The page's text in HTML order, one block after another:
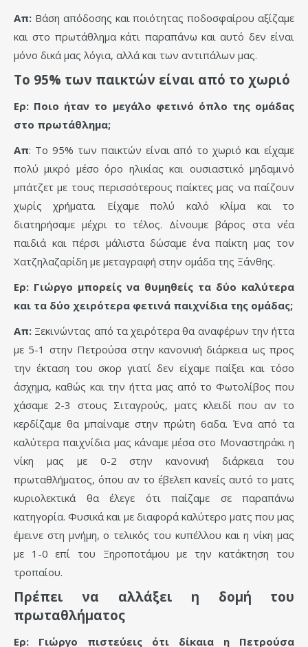
Απ: Βάση απόδοσης και ποιότητας ποδοσφαίρου αξίζαμε
και στο πρωτάθλημα κάτι παραπάνω και αυτό δεν είναι
μόνο δικά μας λόγια, αλλά και των αντιπάλων μας.
Το 95% των παικτών είναι από το χωριό
Ερ: Ποιο ήταν το μεγάλο φετινό όπλο της ομάδας
στο πρωτάθλημα;
Απ: Το 95% των παικτών είναι από το χωριό και είχαμε
πολύ μικρό μέσο όρο ηλικίας και ουσιαστικό μηδαμινό
μπάτζετ με τους περισσότερους παίκτες μας να παίζουν
χωρίς χρήματα. Είχαμε πολύ καλό κλίμα και το
διατηρήσαμε μέχρι το τέλος. Δίνουμε βάρος στα νέα
παιδιά και πέρσι μάλιστα δώσαμε ένα παίκτη μας τον
Χατζηλαζαρίδη με μεταγραφή στην ομάδα της Ξάνθης.
Ερ: Γιώργο μπορείς να θυμηθείς τα δύο καλύτερα
και τα δύο χειρότερα φετινά παιχνίδια της ομάδας;
Απ: Ξεκινώντας από τα χειρότερα θα αναφέρων την ήττα
με 5-1 στην Πετρούσα στην κανονική διάρκεια ως προς
την έκταση του σκορ γιατί δεν είχαμε παίξει και τόσο
άσχημα, καθώς και την ήττα μας από το Φωτολίβος που
χάσαμε 2-3 στους Σιταγρούς, ματς κλειδί που αν το
κερδίζαμε θα μπαίναμε στην πρώτη 6αδα. Ένα από τα
καλύτερα παιχνίδια μας κάναμε μέσα στο Μοναστηράκι η
νίκη μας με 0-2 στην κανονική διάρκεια του
πρωταθλήματος, όπου αν το έβελεπ κανείς αυτό το ματς
κυριολεκτικά θα έλεγε ότι παίζαμε σε παραπάνω
κατηγορία. Φυσικά και με διαφορά καλύτερο ματς που μας
έμεινε στη μνήμη, ο τελικός του κυπέλλου και η νίκη μας
με 1-0 επί του Ξηροποτάμου με την κατάκτηση του
τροπαίου.
Πρέπει να αλλάξει η δομή του
πρωταθλήματος
Ερ: Γιώργο πιστεύεις ότι δίκαια η Πετρούσα